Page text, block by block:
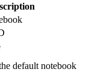
default notebook